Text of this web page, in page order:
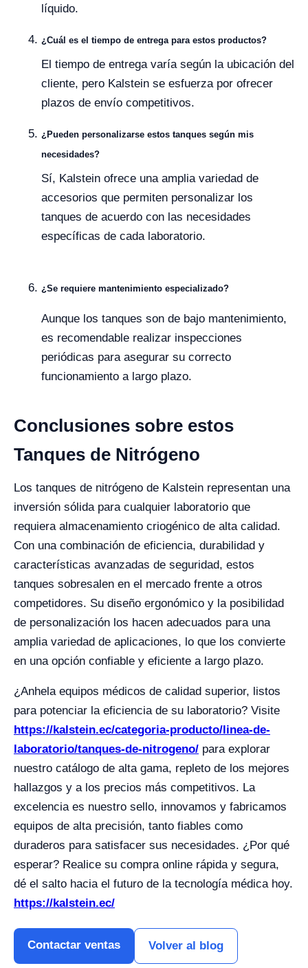
líquido.
¿Cuál es el tiempo de entrega para estos productos?
El tiempo de entrega varía según la ubicación del
cliente, pero Kalstein se esfuerza por ofrecer
plazos de envío competitivos.
¿Pueden personalizarse estos tanques según mis
necesidades?
Sí, Kalstein ofrece una amplia variedad de
accesorios que permiten personalizar los
tanques de acuerdo con las necesidades
específicas de cada laboratorio.
¿Se requiere mantenimiento especializado?
Aunque los tanques son de bajo mantenimiento,
es recomendable realizar inspecciones
periódicas para asegurar su correcto
funcionamiento a largo plazo.
Conclusiones sobre estos
Tanques de Nitrógeno
Los tanques de nitrógeno de Kalstein representan una
inversión sólida para cualquier laboratorio que
requiera almacenamiento criogénico de alta calidad.
Con una combinación de eficiencia, durabilidad y
características avanzadas de seguridad, estos
tanques sobresalen en el mercado frente a otros
competidores. Su diseño ergonómico y la posibilidad
de personalización los hacen adecuados para una
amplia variedad de aplicaciones, lo que los convierte
en una opción confiable y eficiente a largo plazo.
¿Anhela equipos médicos de calidad superior, listos
para potenciar la eficiencia de su laboratorio? Visite
https://kalstein.ec/categoria-producto/linea-de-
laboratorio/tanques-de-nitrogeno/ para explorar
nuestro catálogo de alta gama, repleto de los mejores
hallazgos y a los precios más competitivos. La
excelencia es nuestro sello, innovamos y fabricamos
equipos de alta precisión, tanto fiables como
duraderos para satisfacer sus necesidades. ¿Por qué
esperar? Realice su compra online rápida y segura,
dé el salto hacia el futuro de la tecnología médica hoy.
https://kalstein.ec/
Contactar ventas Volver al blog